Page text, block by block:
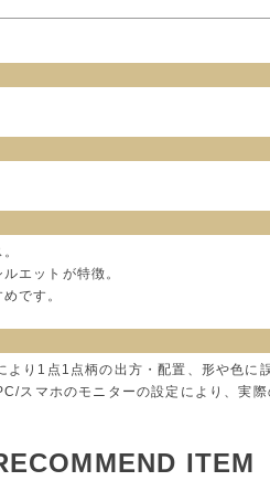
エットが特徴。
です。
り1点1点柄の出方・配置、形や色
スマホのモニターの設定により、実
ITEM